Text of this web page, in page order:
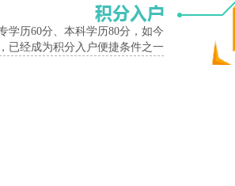
学历60分、本科学历80分，如今
已经成为积分入户便捷条件之一